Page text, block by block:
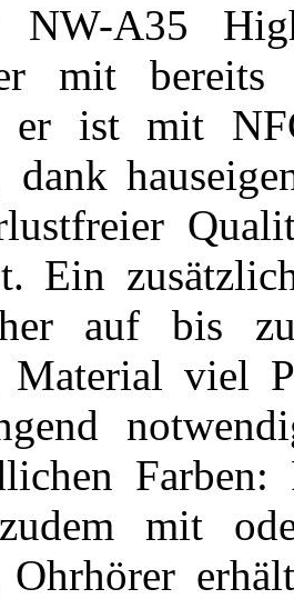
NW-A35
mit
er ist mit
dank
Ein
auf bis
Material viel
mit
Ohrhörer